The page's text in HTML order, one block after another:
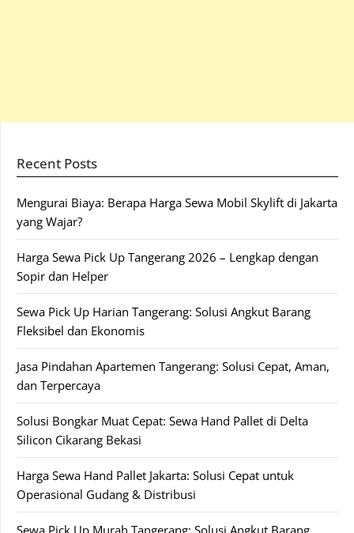
Recent Posts
Mengurai Biaya: Berapa Harga Sewa Mobil Skylift di Jakarta
yang Wajar?
Harga Sewa Pick Up Tangerang 2026 – Lengkap dengan
Sopir dan Helper
Sewa Pick Up Harian Tangerang: Solusi Angkut Barang
Fleksibel dan Ekonomis
Jasa Pindahan Apartemen Tangerang: Solusi Cepat, Aman,
dan Terpercaya
Solusi Bongkar Muat Cepat: Sewa Hand Pallet di Delta
Silicon Cikarang Bekasi
Harga Sewa Hand Pallet Jakarta: Solusi Cepat untuk
Operasional Gudang & Distribusi
Sewa Pick Up Murah Tangerang: Solusi Angkut Barang